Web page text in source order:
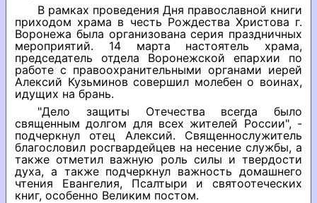
В рамках проведения Дня православной книги
приходом храма в честь Рождества Христова г.
Воронежа была организована серия праздничных
мероприятий. 14 марта настоятель храма,
председатель отдела Воронежской епархии по
работе с правоохранительными органами иерей
Алексий Кузьминов совершил молебен о воинах,
идущих на брань.
"Дело защиты Отечества всегда было
священным долгом для всех жителей России", -
подчеркнул отец Алексий. Священнослужитель
благословил росгвардейцев на несение службы, а
также отметил важную роль силы и твердости
духа, а также подчеркнул важность домашнего
чтения Евангелия, Псалтыри и святоотеческих
книг, особенно Великим постом.